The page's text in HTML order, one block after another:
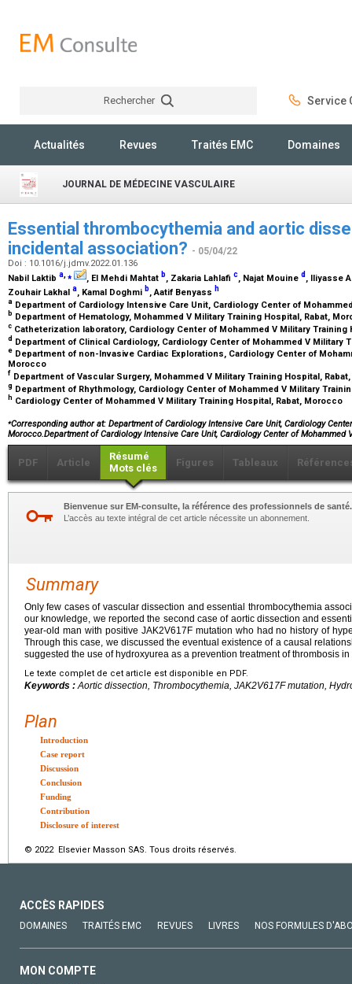
Rechercher Service
Actualités Revues Traités EMC Domaines
JOURNAL DE MÉDECINE VASCULAIRE
Essential thrombocythemia and aortic
incidental association? - 05/04/22
Doi : 10.1016/j.jdmv.2022.01.136
Nabil Laktib a,⁎ , El Mehdi Mahtat b, Zakaria Lahlafi c, Najat Mouine d , Iliyasse
Zouhair Lakhal a, Kamal Doghmi b, Aatif Benyass h
a Department of Cardiology Intensive Care Unit, Cardiology Center of
b Department of Hematology, Mohammed V Military Training Hospital, Rabat,
c Catheterization laboratory, Cardiology Center of Mohammed V Military
d Department of Clinical Cardiology, Cardiology Center of Mohammed V Military
e Department of non-Invasive Cardiac Explorations, Cardiology Center of
Morocco
f Department of Vascular Surgery, Mohammed V Military Training Hospital,
g Department of Rhythmology, Cardiology Center of Mohammed V Military
h Cardiology Center of Mohammed V Military Training Hospital, Rabat, Morocco
⁎Corresponding author at: Department of Cardiology Intensive Care Unit, Cardiology
Morocco.Department of Cardiology Intensive Care Unit, Cardiology Center of
PDF Article
Résumé
Mots clés
Figures Tableaux
Bienvenue sur EM-consulte, la référence des professionnels de santé.
L’accès au texte intégral de cet article nécessite un abonnement.
Summary
Only few cases of vascular dissection and essential thrombocythemia
our knowledge, we reported the second case of aortic dissection and
year-old man with positive JAK2V617F mutation who had no history of
Through this case, we discussed the eventual existence of a causal
suggested the use of hydroxyurea as a prevention treatment of thrombosis
Le texte complet de cet article est disponible en PDF.
Keywords : Aortic dissection, Thrombocythemia, JAK2V617F mutation,
Plan
Introduction
Case report
Discussion
Conclusion
Funding
Contribution
Disclosure of interest
© 2022 Elsevier Masson SAS. Tous droits réservés.
ACCÈS RAPIDES
DOMAINES TRAITÉS EMC REVUES LIVRES NOS FORMULES
MON COMPTE